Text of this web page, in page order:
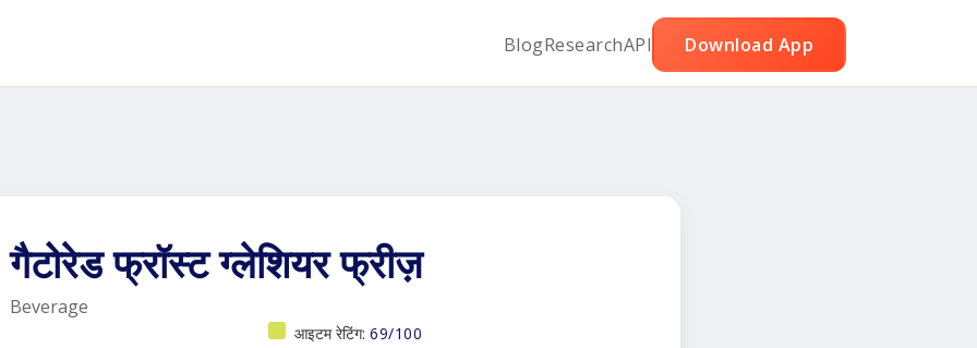
BlogResearchAPI Download App
गैटोरेड फ्रॉस्ट ग्लेशियर फ्रीज़
Beverage
आइटम रेटिंग: 69/100